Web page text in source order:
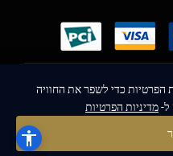
ICE Sneakers©
כדי לשפר את החוויה
ל-מדיניות הפרטיות